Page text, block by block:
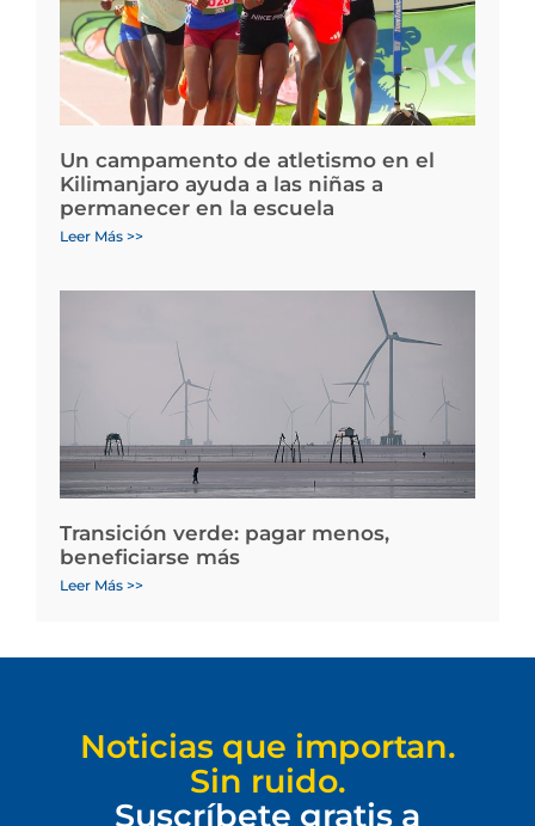
Un campamento de atletismo en el
Kilimanjaro ayuda a las niñas a
permanecer en la escuela
Leer Más >>
Transición verde: pagar menos,
beneficiarse más
Leer Más >>
Noticias que importan.
Sin ruido.
Suscríbete gratis a